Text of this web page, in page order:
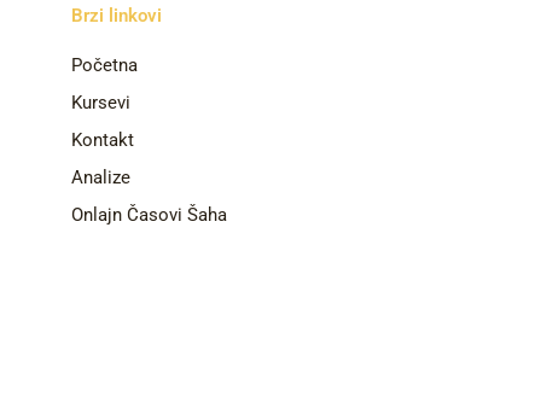
Brzi linkovi
Početna
Kursevi
Kontakt
Analize
Onlajn Časovi Šaha